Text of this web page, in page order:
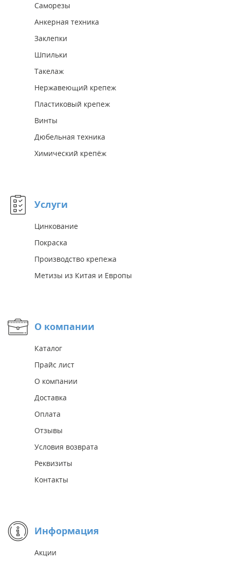
Саморезы
Анкерная техника
Заклепки
Шпильки
Такелаж
Нержавеющий крепеж
Пластиковый крепеж
Винты
Дюбельная техника
Химический крепёж
Услуги
Цинкование
Покраска
Производство крепежа
Метизы из Китая и Европы
О компании
Каталог
Прайс лист
О компании
Доставка
Оплата
Отзывы
Условия возврата
Реквизиты
Контакты
Информация
Акции